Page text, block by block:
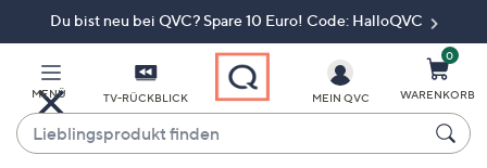
Du bist neu bei QVC? Spare 10 Euro! Code: HalloQVC
MENÜ TV-RÜCKBLICK
Lieblingsprodukt
finden
MEIN QVC
0
WARENKORB